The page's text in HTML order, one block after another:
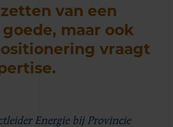
van een
maar ook
vraagt
Energie bij Provincie